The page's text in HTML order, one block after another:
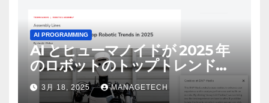
AI PROGRAMMING
AI とヒューマノイドが 2025 年
のロボットのトップトレンドに |
ASSEMBLY
3月 18, 2025 MANAGETECH